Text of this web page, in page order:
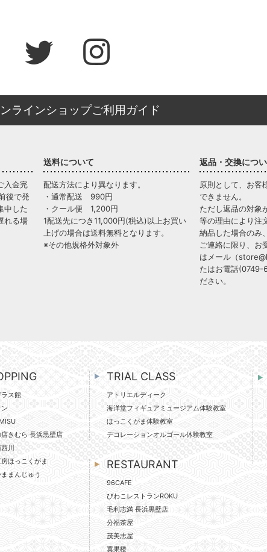
ラインショップご利用ガイド
入金完
後で発
中した
れる場
送料について
配送方法により異なります。
・通常配送 990円
・クール便 1,200円
1配送先につき11,000円(税込)以上お買い
上げの場合は送料無料となります。
※その他規格外対象外
返品・交換につ
原則として、お客
できません。
ただし返品の対象
等の理由により注
納品した場合のみ
ご連絡に限り、お
はメール（
たはお電話(0749-
ださい。
ス館
店きむら 長浜黒壁店
川
ほっこくがま
まんじゅう
TRIAL CLASS
アトリエルディーク
海洋堂フィギュアミュージアム体験教室
ほっこくがま体験教室
デコレーションオルゴール体験教室
RESTAURANT
96CAFE
びわこレストランROKU
毛利志満 長浜黒壁店
分福茶屋
茂美志屋
翼果楼